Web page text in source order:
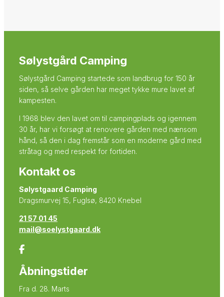
Sølystgård Camping
Sølystgård Camping startede som landbrug for 150 år
siden, så selve gården har meget tykke mure lavet af
kampesten.
I 1968 blev den lavet om til campingplads og igennem
30 år, har vi forsøgt at renovere gården med nænsom
hånd, så den i dag fremstår som en moderne gård med
stråtag og med respekt for fortiden.
Kontakt os
Sølystgaard Camping
Dragsmurvej 15, Fuglsø, 8420 Knebel
21 57 01 45
mail@soelystgaard.dk
Åbningstider
Fra d. 28. Marts